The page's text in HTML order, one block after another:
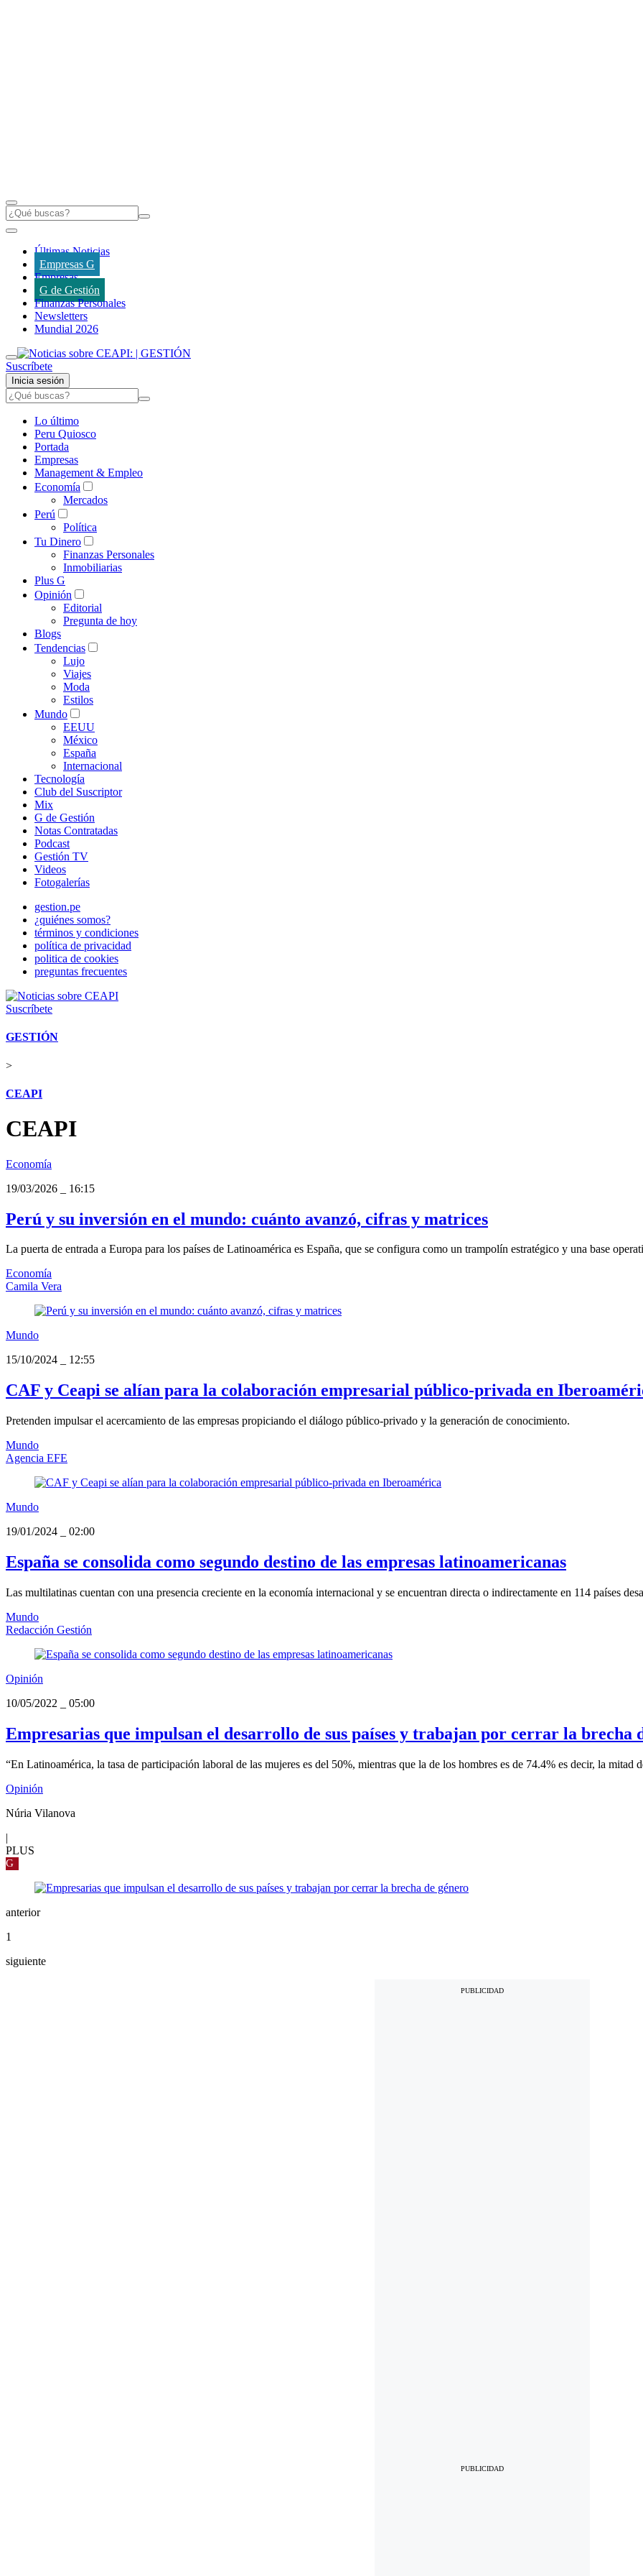
Últimas Noticias
Empresas G
Empresas
G de Gestión
Finanzas Personales
Newsletters
Mundial 2026
Suscríbete
Inicia sesión
Lo último
Peru Quiosco
Portada
Empresas
Management & Empleo
Economía
Mercados
Perú
Política
Tu Dinero
Finanzas Personales
Inmobiliarias
Plus G
Opinión
Editorial
Pregunta de hoy
Blogs
Tendencias
Lujo
Viajes
Moda
Estilos
Mundo
EEUU
México
España
Internacional
Tecnología
Club del Suscriptor
Mix
G de Gestión
Notas Contratadas
Podcast
Gestión TV
Videos
Fotogalerías
gestion.pe
¿quiénes somos?
términos y condiciones
política de privacidad
politica de cookies
preguntas frecuentes
Suscríbete
GESTIÓN
>
CEAPI
CEAPI
Economía
19/03/2026
16:15
Perú y su inversión en el mundo: cuánto avanzó, cifras y matrices
La puerta de entrada a Europa para los países de Latinoamérica es España, que se configura como un trampolín estratégico y una base
Economía
Camila Vera
Mundo
15/10/2024
12:55
CAF y Ceapi se alían para la colaboración empresarial público-privada en
Pretenden impulsar el acercamiento de las empresas propiciando el diálogo público-privado y la generación de conocimiento.
Mundo
Agencia EFE
Mundo
19/01/2024
02:00
España se consolida como segundo destino de las empresas latinoamericanas
Las multilatinas cuentan con una presencia creciente en la economía internacional y se encuentran directa o indirectamente en 114 países
Mundo
Redacción Gestión
Opinión
10/05/2022
05:00
Empresarias que impulsan el desarrollo de sus países y trabajan por cerrar la brecha
“En Latinoamérica, la tasa de participación laboral de las mujeres es del 50%, mientras que la de los hombres es de 74.4% es decir, la mitad
Opinión
Núria Vilanova
|
PLUS
G
anterior
1
siguiente